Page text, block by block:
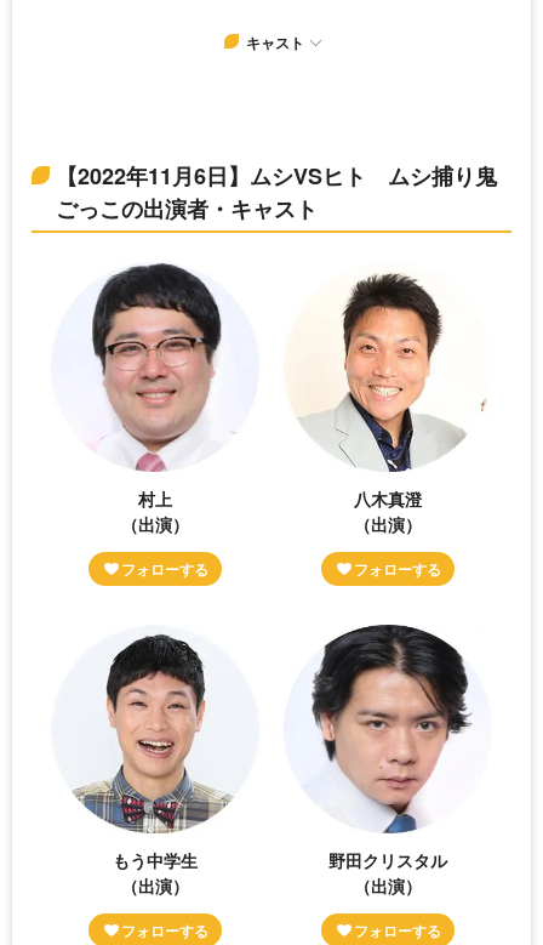
キャスト
【2022年11月6日】ムシVSヒト ムシ捕り鬼
ごっこの出演者・キャスト
村上
（出演）
八木真澄
（出演）
もう中学生
（出演）
野田クリスタル
（出演）